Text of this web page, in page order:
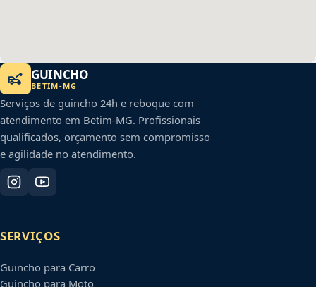
GUINCHO
BETIM-MG
Serviços de guincho 24h e reboque com
atendimento em Betim-MG. Profissionais
qualificados, orçamento sem compromisso
e agilidade no atendimento.
SERVIÇOS
Guincho para Carro
Guincho para Moto